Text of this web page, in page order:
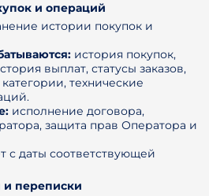
и операций
истории покупок и
история покупок,
выплат, статусы заказов,
технические
исполнение договора,
защита прав Оператора и
с даты соответствующей
переписки